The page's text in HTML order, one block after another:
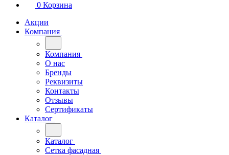
0 Корзина
Акции
Компания
Компания
О нас
Бренды
Реквизиты
Контакты
Отзывы
Сертификаты
Каталог
Каталог
Сетка фасадная